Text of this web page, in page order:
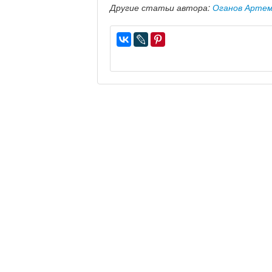
Другие статьи автора: Оганов